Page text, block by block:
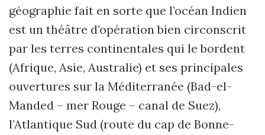
géographie fait en sorte que l’océan Indien
est un théâtre d’opération bien circonscrit
par les terres continentales qui le bordent
(Afrique, Asie, Australie) et ses principales
ouvertures sur la Méditerranée (Bad-el-
Manded – mer Rouge – canal de Suez),
l’Atlantique Sud (route du cap de Bonne-